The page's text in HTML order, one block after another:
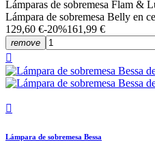
Lámparas de sobremesa Flam &
Lámpara de sobremesa Belly en
129,60 €-20%161,99 €
remove


Lámpara de sobremesa Bessa